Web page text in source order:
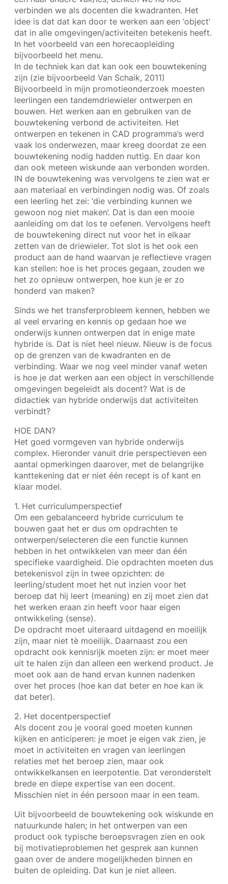
verbinden we als docenten die kwadranten. Het
idee is dat dat kan door te werken aan een ‘object’
dat in alle omgevingen/activiteiten betekenis heeft.
In het voorbeeld van een horecaopleiding
bijvoorbeeld het menu.
In de techniek kan dat kan ook een bouwtekening
zijn (zie bijvoorbeeld Van Schaik, 2011)
Bijvoorbeeld in mijn promotieonderzoek moesten
leerlingen een tandemdriewieler ontwerpen en
bouwen. Het werken aan en gebruiken van de
bouwtekening verbond de activiteiten. Het
ontwerpen en tekenen in CAD programma’s werd
vaak los onderwezen, maar kreeg doordat ze een
bouwtekening nodig hadden nuttig. En daar kon
dan ook meteen wiskunde aan verbonden worden.
IN de bouwtekening was vervolgens te zien wat er
aan materiaal en verbindingen nodig was. Of zoals
een leerling het zei: ‘die verbinding kunnen we
gewoon nog niet maken’. Dat is dan een mooie
aanleiding om dat los te oefenen. Vervolgens heeft
de bouwtekening direct nut voor het in elkaar
zetten van de driewieler. Tot slot is het ook een
product aan de hand waarvan je reflectieve vragen
kan stellen: hoe is het proces gegaan, zouden we
het zo opnieuw ontwerpen, hoe kun je er zo
honderd van maken?
Sinds we het transferprobleem kennen, hebben we
al veel ervaring en kennis op gedaan hoe we
onderwijs kunnen ontwerpen dat in enige mate
hybride is. Dat is niet heel nieuw. Nieuw is de focus
op de grenzen van de kwadranten en de
verbinding. Waar we nog veel minder vanaf weten
is hoe je dat werken aan een object in verschillende
omgevingen begeleidt als docent? Wat is de
didactiek van hybride onderwijs dat activiteiten
verbindt?
HOE DAN?
Het goed vormgeven van hybride onderwijs
complex. Hieronder vanuit drie perspectieven een
aantal opmerkingen daarover, met de belangrijke
kanttekening dat er niet één recept is of kant en
klaar model.
1. Het curriculumperspectief
Om een gebalanceerd hybride curriculum te
bouwen gaat het er dus om opdrachten te
ontwerpen/selecteren die een functie kunnen
hebben in het ontwikkelen van meer dan één
specifieke vaardigheid. Die opdrachten moeten dus
betekenisvol zijn in twee opzichten: de
leerling/student moet het nut inzien voor het
beroep dat hij leert (meaning) en zij moet zien dat
het werken eraan zin heeft voor haar eigen
ontwikkeling (sense).
De opdracht moet uiteraard uitdagend en moeilijk
zijn, maar niet tè moeilijk. Daarnaast zou een
opdracht ook kennisrijk moeten zijn: er moet meer
uit te halen zijn dan alleen een werkend product. Je
moet ook aan de hand ervan kunnen nadenken
over het proces (hoe kan dat beter en hoe kan ik
dat beter).
2. Het docentperspectief
Als docent zou je vooral goed moeten kunnen
kijken en anticiperen: je moet je eigen vak zien, je
moet in activiteiten en vragen van leerlingen
relaties met het beroep zien, maar ook
ontwikkelkansen en leerpotentie. Dat veronderstelt
brede en diepe expertise van een docent.
Misschien niet in één persoon maar in een team.
Uit bijvoorbeeld de bouwtekening ook wiskunde en
natuurkunde halen; in het ontwerpen van een
product ook typische beroepsvragen zien en ook
bij motivatieproblemen het gesprek aan kunnen
gaan over de andere mogelijkheden binnen en
buiten de opleiding. Dat kun je niet alleen.